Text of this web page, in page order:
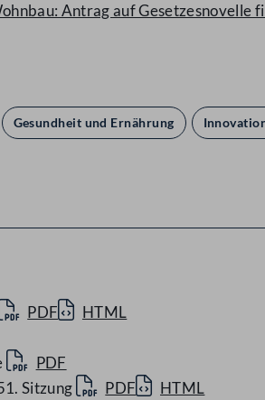
Antrag auf
Gesundheit und Ernährung
PDF
HTML
PDF
Sitzung
PDF HTML